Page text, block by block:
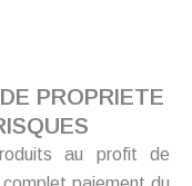
PROPRIETE
au profit de